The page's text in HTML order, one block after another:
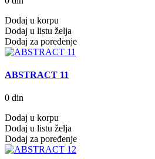
Dodaj u korpu
Dodaj u listu želja
Dodaj za poređenje
ABSTRACT 11
0 din
Dodaj u korpu
Dodaj u listu želja
Dodaj za poređenje